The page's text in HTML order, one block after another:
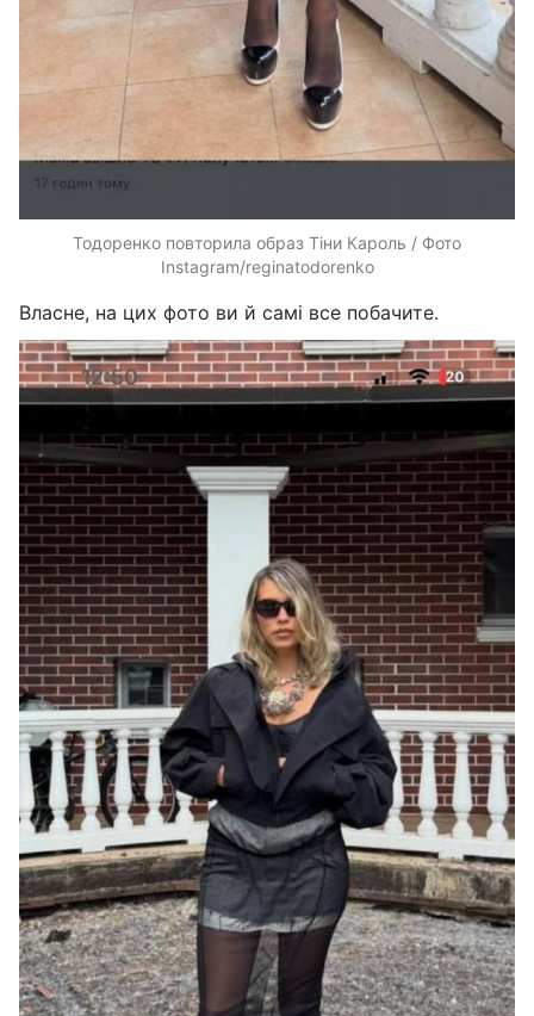
Тодоренко повторила образ Тіни Кароль / Фото
Instagram/reginatodorenko
Власне, на цих фото ви й самі все побачите.